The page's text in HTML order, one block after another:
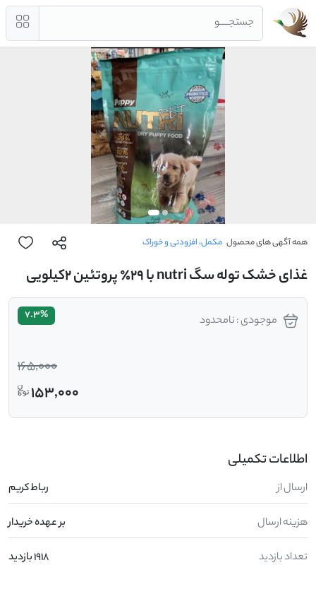
جستجــــو
همه آگهی های محصول مکمل، افزودنی و خوراک
غذای خشک توله سگ nutri با ۲۹٪ پروتئین ۲کیلویی
موجودی : نامحدود 7.3%
165,000
153,000
اطلاعات تکمیلی
ارسال از رباط کریم
هزینه ارسال بر عهده خریدار
تعداد بازدید 1918 بازدید